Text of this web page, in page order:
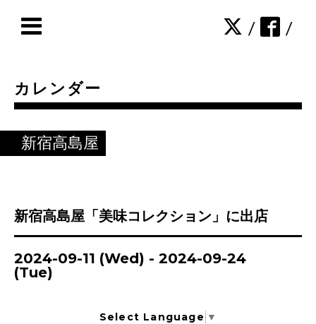
/ /
カレンダー
新宿高島屋
新宿高島屋「美味コレクション」に出店
2024-09-11 (Wed) - 2024-09-24
(Tue)
Select Language ▼